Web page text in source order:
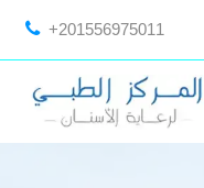
+201556975011